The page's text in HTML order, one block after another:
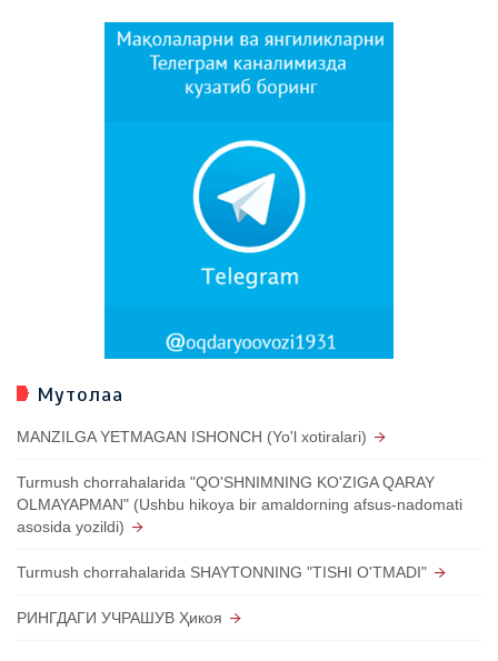
Мутолаа
MANZILGA YETMAGAN ISHONCH (Yo'l xotiralari)
Turmush chorrahalarida "QO'SHNIMNING KO'ZIGA QARAY
OLMAYAPMAN" (Ushbu hikoya bir amaldorning afsus-nadomati
asosida yozildi)
Turmush chorrahalarida SHAYTONNING "TISHI O'TMADI"
РИНГДАГИ УЧРАШУВ Ҳикоя